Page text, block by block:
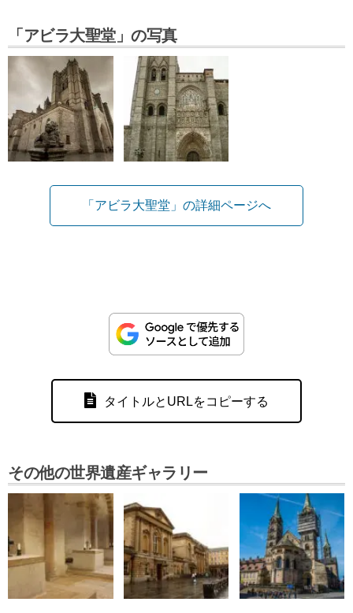
「アビラ大聖堂」の写真
「アビラ大聖堂」の詳細ページへ
タイトルとURLをコピーする
その他の世界遺産ギャラリー